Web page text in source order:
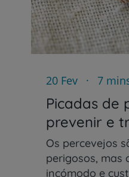
20 Fev 7
Picadas de
prevenir e
Os percevejos
perigosos, mas
incómodo e